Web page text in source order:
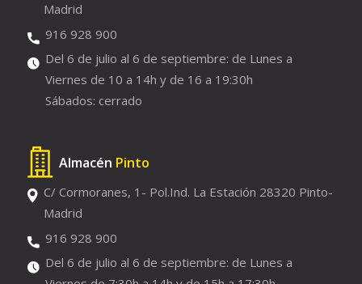
Madrid
916 928 900
Del 6 de julio al 6 de septiembre: de Lunes a
Viernes de 10 a 14h y de 16 a 19:30h
Sábados: cerrado
Almacén Pinto
C/ Cormoranes, 1- Pol.Ind. La Estación 28320 Pinto-
Madrid
916 928 900
Del 6 de julio al 6 de septiembre: de Lunes a